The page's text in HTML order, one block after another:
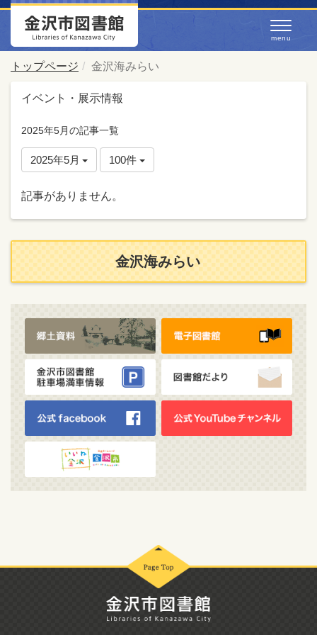
トップページ 金沢海みらい
イベント・展示情報
2025年5月の記事一覧
2025年5月 100件
記事がありません。
金沢海みらい